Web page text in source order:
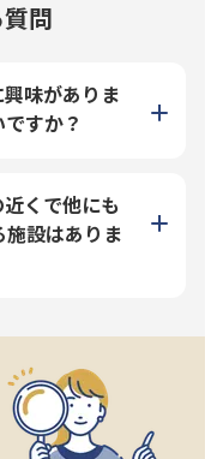
問
味がありま
すか？
くで他にも
施設はありま